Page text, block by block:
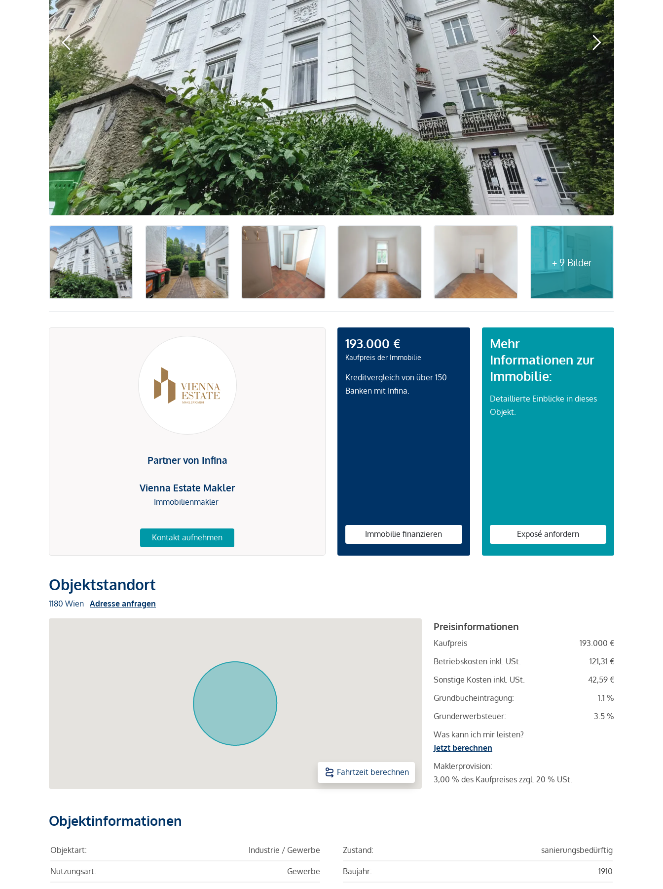
+ 9 Bilder
Partner von Infina
Vienna Estate Makler
Immobilienmakler
Kontakt aufnehmen
193.000 €
Kaufpreis der Immobilie
Kreditvergleich von über 150
Banken mit Infina.
Immobilie finanzieren
Mehr
Informationen zur
Immobilie:
Detaillierte Einblicke in dieses
Objekt.
Exposé anfordern
Objektstandort
1180 Wien Adresse anfragen
Fahrtzeit berechnen
Preisinformationen
Kaufpreis
193.000 €
Betriebskosten inkl. USt.
121,31 €
Sonstige Kosten inkl. USt.
42,59 €
Grundbucheintragung:
1.1 %
Grunderwerbsteuer:
3.5 %
Was kann ich mir leisten?
Jetzt berechnen
Maklerprovision:
3,00 % des Kaufpreises zzgl. 20 % USt.
Objektinformationen
Objektart: Industrie / Gewerbe
Nutzungsart: Gewerbe
Zustand: sanierungsbedürftig
Baujahr: 1910